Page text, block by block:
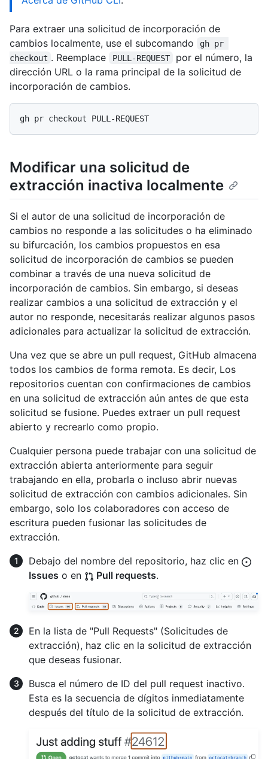
Para extraer una solicitud de incorporación de
cambios localmente, use el subcomando
gh pr
checkout . Reemplace PULL-REQUEST
por el número, la
dirección URL o la rama principal de la solicitud de
incorporación de cambios.
Modificar una solicitud de
extracción inactiva localmente
Si el autor de una solicitud de incorporación de
cambios no responde a las solicitudes o ha eliminado
su bifurcación, los cambios propuestos en esa
solicitud de incorporación de cambios se pueden
combinar a través de una nueva solicitud de
incorporación de cambios. Sin embargo, si deseas
realizar cambios a una solicitud de extracción y el
autor no responde, necesitarás realizar algunos pasos
adicionales para actualizar la solicitud de extracción.
Una vez que se abre un pull request, GitHub almacena
todos los cambios de forma remota. Es decir, Los
repositorios cuentan con confirmaciones de cambios
en una solicitud de extracción aún antes de que esta
solicitud se fusione. Puedes extraer un pull request
abierto y recrearlo como propio.
Cualquier persona puede trabajar con una solicitud de
extracción abierta anteriormente para seguir
trabajando en ella, probarla o incluso abrir nuevas
solicitud de extracción con cambios adicionales. Sin
embargo, solo los colaboradores con acceso de
escritura pueden fusionar las solicitudes de
extracción.
Debajo del nombre del repositorio, haz clic en
Issues o en Pull requests.
En la lista de "Pull Requests" (Solicitudes de
extracción), haz clic en la solicitud de extracción
que deseas fusionar.
Busca el número de ID del pull request inactivo.
Esta es la secuencia de dígitos inmediatamente
después del título de la solicitud de extracción.